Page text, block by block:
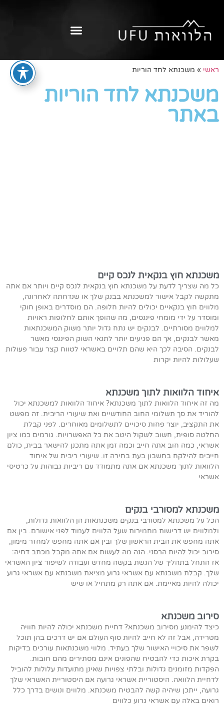
ראשי » משכנתא לחד הוריות
משכנתא לחד הוריות
באתר
משכנתא חוץ בנקאית לנכס קיים
כל מה שצריך לדעת על משכנתא חוץ בנקאית לנכס קיים ויותר אם אתה
מתקשה לקבל אישור למשכנתא בבנק שלך או שנדחתה לאחרונה,
מלווים חוץ בנקאיים יכולים להיות חלופה. הם מוסדרים באופן חוקי
ומוסדר על ידי מומחי פיננסים, מה שהופך אותם לחלופות ראויות
למלווים מסורתיים. לבנקים יש נתח גדול יותר משוק המשכנתאות
מאשר לבנקים, אך הם פגיעים יותר לתנאי השוק הפיננסי מאשר
לבנקים. הסיבה לכך היא שהם תלויים באשראי לטווח קצר עבור פעולות
שעלולות להיות יקרות
איחוד הלוואות לתוך משכנתא
מה זה איחוד הלוואות לתוך משכנתא? איחוד הלוואות למשכנתא יכול
להוריד את סך תשלומי החוב החודשיים ואת שיעורי הריבית. זה מפשט
את התקציב, יוצר פחות סיכויים לתשלומים מאוחרים. לפני קבלת
החלטה סופית, חשוב לשקול היטב את כל האפשרויות. גורמים כמו ציון
אשראי, כמה חוב אתה חייב וכמה זמן אתה מתכנן להישאר בבית, כולם
חייבים להילקח בחשבון בעת בחירה זו. שיעורי ריבית של איחוד
הלוואות לתוך משכנתא אם אתה מתמודד עם ריביות גבוהות על כרטיסי
אשראי
משכנתא למסורבי בנקים
הכל על משכנתא למסורבי בנקים משכנתאות הן הלוואות גדולות,
ולמלווים יש דרישות מחמירות שעל הלווים לעמוד לפני אישורם. בין אם
אתה מחפש את הבית הראשון שלך ובין אם אתה מחפש למחזר מימון,
סירוב יכול להיות הרסני. הנה מה לעשות אם אתה מקבל מכתב דחיה:
אז התחל בתהליך של הגשת בקשה מחדש ועבודה לשיפור ציון האשראי
שלך. קבלת משכנתא עם אשראי גרוע מציאת משכנתא עם אשראי גרוע
יכולה להיות מאיימת. אם אתה רק מתחיל או שיש
סירוב משכנתא
כיצד להימנע מסירוב משכנתא? דחיית משכנתא יכולה להיות חוויה
מטרידה, אבל זה לא חייב להיות סוף העולם אם יש דרכים בהן תוכל
לשפר את סיכויי האישור שלך בעתיד. מלווי משכנתאות עורכים בדיקות
בקרת איכות כדי להבטיח שהפונים אינם מסתירים מהם חובות.
הפקדות מזומנים גדולות ובלתי צפויות שאינן מתועדות עלולות להוביל
לדחיית הלוואה. היסטוריית אשראי גרועה אם היסטוריית האשראי שלך
גרועה, ייתכן שיהיה קשה להבטיח משכנתא. מלווים ונושים בדרך כלל
רואים באלה עם אשראי גרוע כלווים